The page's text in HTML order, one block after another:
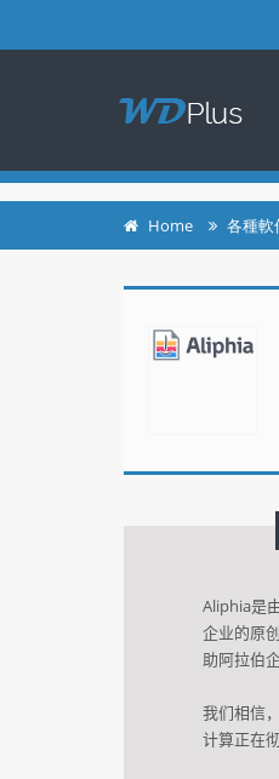
Home 各種軟
Aliphia是
企业的原
助阿拉伯
我们相信
计算正在